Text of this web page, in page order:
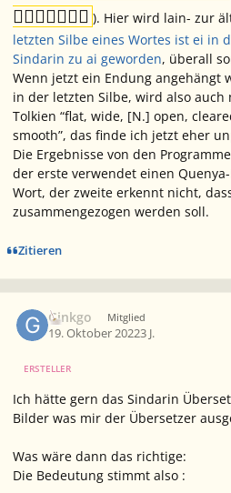
 ). Hier wird lain- zur
letzten Silbe eines Wortes ist ei in
Sindarin zu ai geworden, überall
Wenn jetzt ein Endung angehängt
in der letzten Silbe, wird also
Tolkien “flat, wide, [N.] open,
smooth”, das finde ich jetzt eher
Die Ergebnisse von den
der erste verwendet einen
Wort, der zweite erkennt nicht,
zusammengezogen werden soll.
Zitieren
Ginkgo Mitglied
19. Oktober 20223 J.
ERSTELLER
Ich hätte gern das Sindarin
Bilder was mir der Übersetzer
Was wäre dann das richtige:
Die Bedeutung stimmt also :